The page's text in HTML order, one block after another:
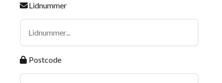
Lidnummer
Postcode